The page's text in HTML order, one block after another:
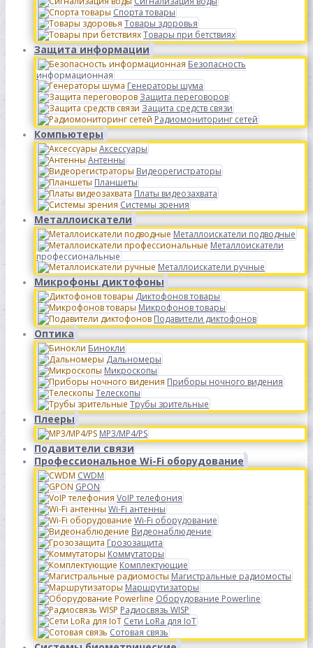
Спорта товары
Товары здоровья
Товары при бетствиях
Защита информации
Безопасность
информационная
Генераторы шума
Защита переговоров
Защита средств связи
Радиомониторинг сетей
Компьютеры
Аксессуары
Антенны
Видеорегистраторы
Планшеты
Платы видеозахвата
Системы зрения
Металлоискатели
Металлоискатели подводные
Металлоискатели
профессиональные
Металлоискатели ручные
Микрофоны диктофоны
Диктофонов товары
Микрофонов товары
Подавители диктофонов
Оптика
Бинокли
Дальномеры
Микроскопы
Приборы ночного видения
Телескопы
Трубы зрительные
Плееры
MP3/MP4/PS
Подавители связи
Профессиональное Wi-Fi оборудование
CWDM
GPON
VoIP телефония
Wi-Fi антенны
Wi-Fi оборудование
Видеонаблюдение
Грозозащита
Коммутаторы
Комплектующие
Магистральные радиомосты
Маршрутизаторы
Оборудование Powerline
Радиосвязь WISP
Сети LoRa для IoT
Сотовая связь